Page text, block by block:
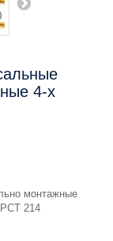
4-х
монтажные
214